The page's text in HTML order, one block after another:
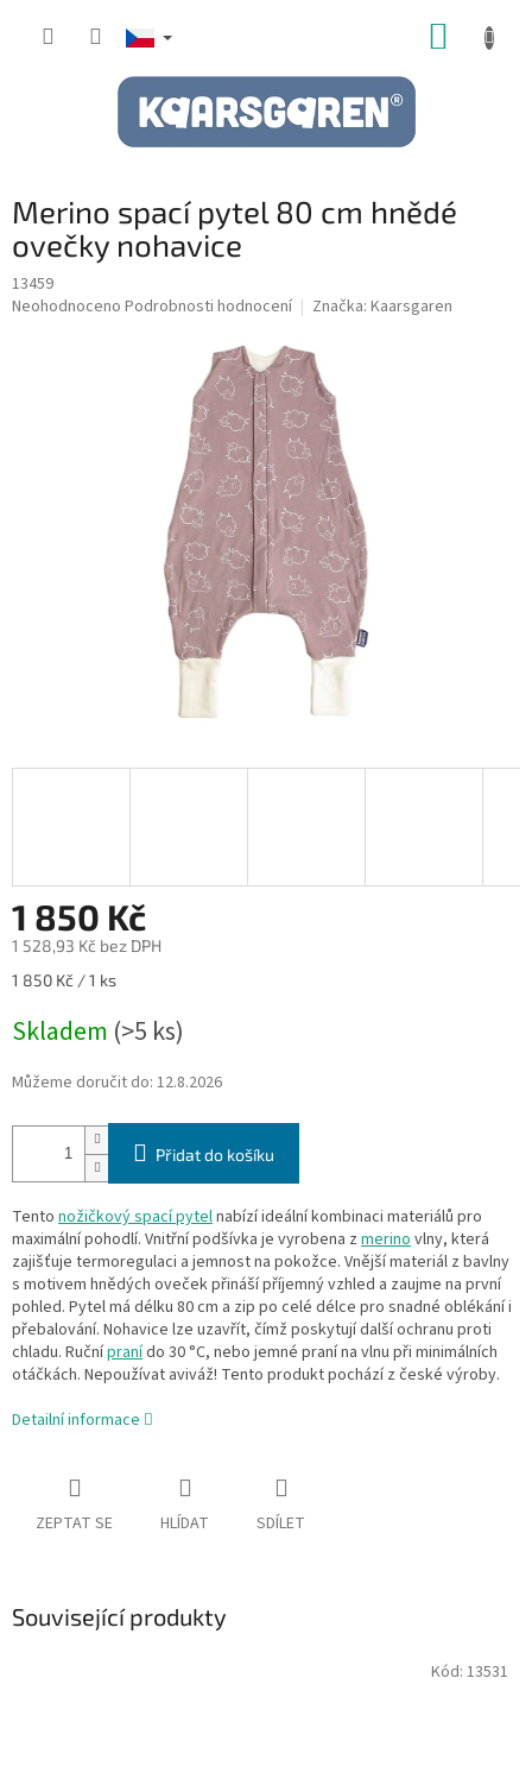
Merino spací pytel 80 cm hnědé
ovečky nohavice
13459
Průměrné
Neohodnoceno Podrobnosti hodnocení Značka: Kaarsgaren
1 850 Kč
1 528,93 Kč bez DPH
Měrná
1 850 Kč / 1 ks
Skladem (>5 ks)
Můžeme doručit do: 12.8.2026
Přidat do košíku
Tento nožičkový spací pytelnabízí ideální kombinaci materiálů pro
maximální pohodlí. Vnitřní podšívka je vyrobena z merinovlny, která
zajišťuje termoregulaci a jemnost na pokožce. Vnější materiál z bavlny
s motivem hnědých oveček přináší příjemný vzhled a zaujme na první
pohled. Pytel má délku 80 cm a zip po celé délce pro snadné oblékání i
přebalování. Nohavice lze uzavřít, čímž poskytují další ochranu proti
chladu. Ručnípranído 30 °C, nebo jemné praní na vlnu při minimálních
otáčkách. Nepoužívat aviváž! Tento produkt pochází z české výroby.
Detailní informace
ZEPTAT SE HLÍDAT SDÍLET
Související produkty
Kód: 13531